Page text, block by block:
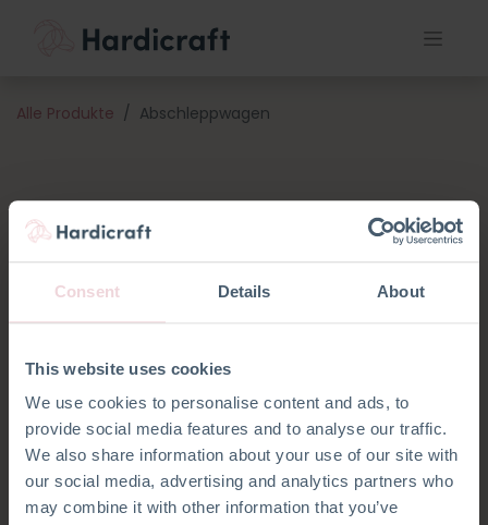
Consent Details About
This website uses cookies
We use cookies to personalise content and ads, to
provide social media features and to analyse our traffic.
We also share information about your use of our site with
our social media, advertising and analytics partners who
may combine it with other information that you’ve
Alle Produkte Abschleppwagen